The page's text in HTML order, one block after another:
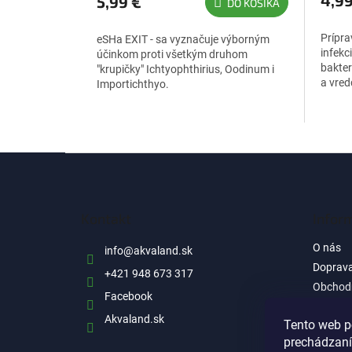
Tento web
je
z
5
hviezdičiek.
DO KOŠÍKA
eSHa EXIT - sa vyznačuje výborným
účinkom proti všetkým druhom
"krupičky" Ichtyophthirius, Oodinum i
Importichthyo.
a
info@akvaland.sk
+421 948 673 317
Facebook
Akvaland.sk
O nás